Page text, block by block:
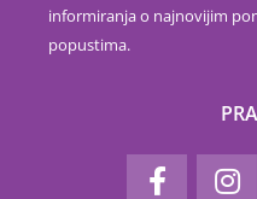
informiranja o najnovijim
popustima.